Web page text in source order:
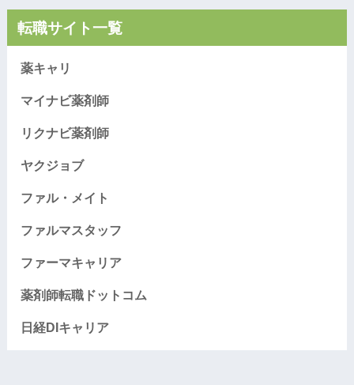
転職サイト一覧
薬キャリ
マイナビ薬剤師
リクナビ薬剤師
ヤクジョブ
ファル・メイト
ファルマスタッフ
ファーマキャリア
薬剤師転職ドットコム
日経DIキャリア